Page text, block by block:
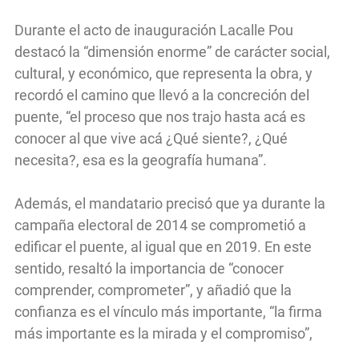
Durante el acto de inauguración Lacalle Pou
destacó la “dimensión enorme” de carácter social,
cultural, y económico, que representa la obra, y
recordó el camino que llevó a la concreción del
puente, “el proceso que nos trajo hasta acá es
conocer al que vive acá ¿Qué siente?, ¿Qué
necesita?, esa es la geografía humana”.
Además, el mandatario precisó que ya durante la
campaña electoral de 2014 se comprometió a
edificar el puente, al igual que en 2019. En este
sentido, resaltó la importancia de “conocer
comprender, comprometer”, y añadió que la
confianza es el vínculo más importante, “la firma
más importante es la mirada y el compromiso”,